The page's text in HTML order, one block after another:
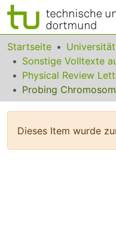
Bereiche &
Das gesamte
Statistiken
Startseite
Physical Review
Dieses Item wurde